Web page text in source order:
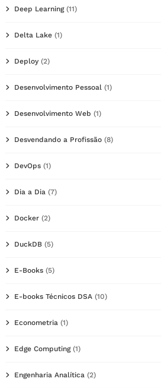
Deep Learning(11)
Delta Lake (1)
Deploy (2)
Desenvolvimento Pessoal (1)
Desenvolvimento Web (1)
Desvendando a Profissão (8)
DevOps (1)
Dia a Dia (7)
Docker (2)
DuckDB (5)
E-Books (5)
E-books Técnicos DSA (10)
Econometria (1)
Edge Computing(1)
Engenharia Analítica (2)